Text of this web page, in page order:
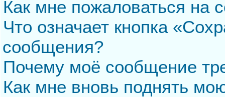
Как мне пожаловаться на
Что означает кнопка
сообщения?
Почему моё сообщение
Как мне вновь поднять